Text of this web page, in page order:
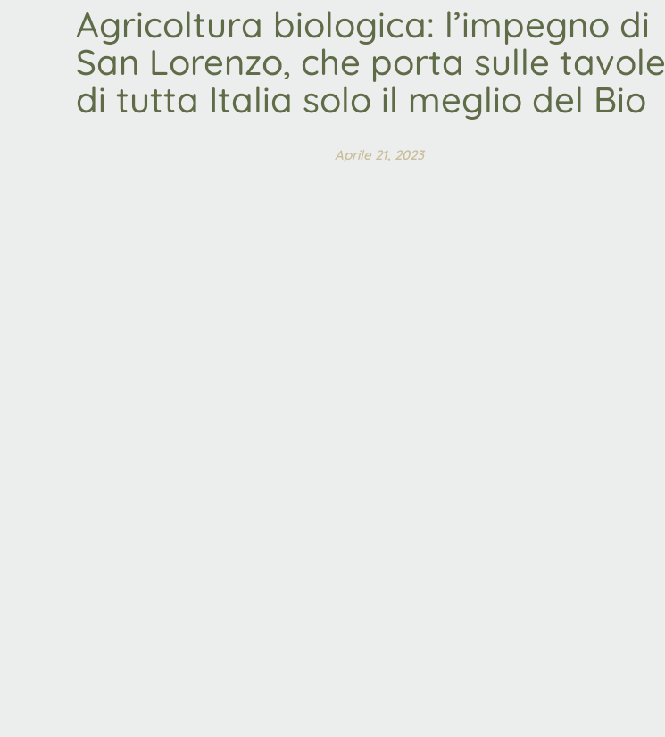
Agricoltura biologica: l’impegno di
San Lorenzo, che porta sulle tavole
di tutta Italia solo il meglio del Bio
Aprile 21, 2023